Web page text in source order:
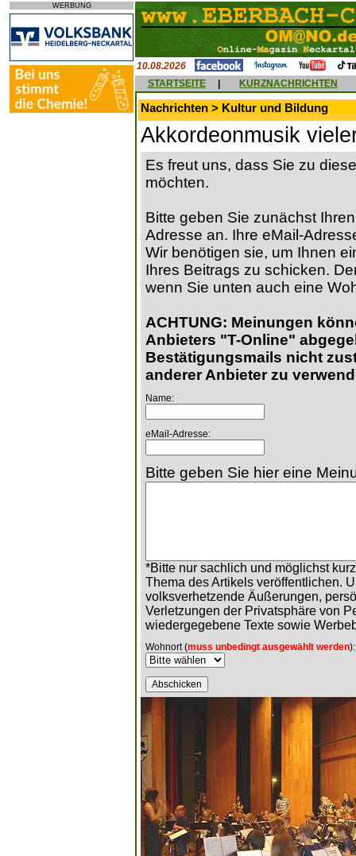
WERBUNG
10.08.2026
STARTSEITE
KURZNACHRICHTEN
Nachrichten > Kultur und Bildung
Akkordeonmusik
Es freut uns, dass Sie zu
möchten.
Bitte geben Sie zunächst
Adresse an. Ihre eMail-
Wir benötigen sie, um Ihnen
Ihres Beitrags zu schicken.
wenn Sie unten auch eine
ACHTUNG: Meinungen
Anbieters "T-Online"
Bestätigungsmails nicht
anderer Anbieter zu
Name:
eMail-Adresse:
Bitte geben Sie hier eine
*Bitte nur sachlich und möglichst
Thema des Artikels veröffentlichen.
volksverhetzende Äußerungen,
Verletzungen der Privatsphäre von
wiedergegebene Texte sowie
Wohnort (muss unbedingt ausgewählt werden):